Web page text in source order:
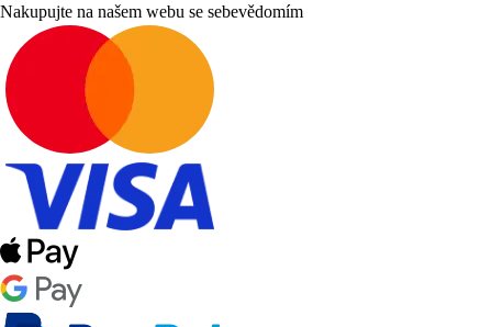
Nakupujte na našem webu se sebevědomím